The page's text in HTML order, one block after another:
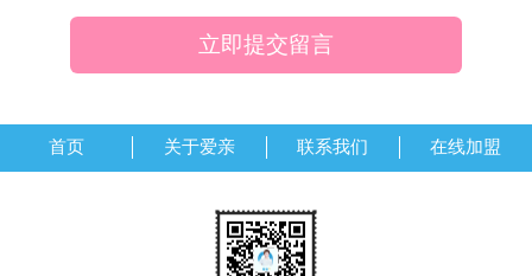
立即提交留言
首页 关于爱亲 联系我们 在线加盟